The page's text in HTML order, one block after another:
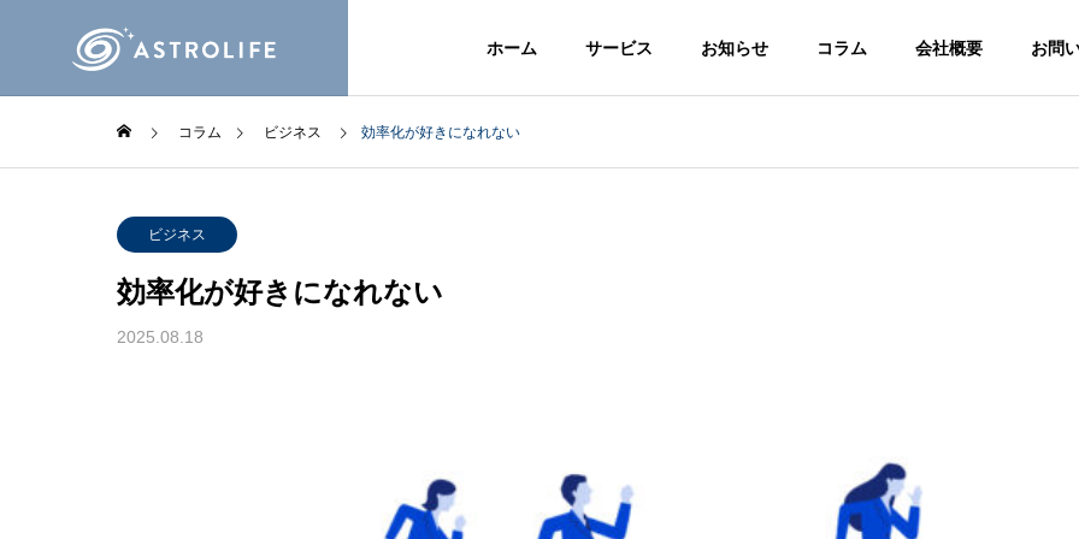
ホーム サービス お知らせ コラム 会社概要 お問
コラム ビジネス 効率化が好きになれない
ビジネス
効率化が好きになれない
2025.08.18